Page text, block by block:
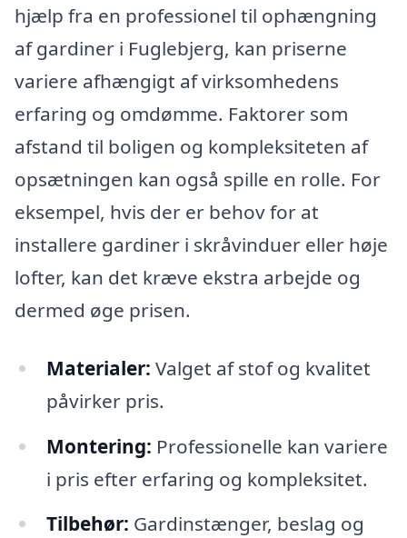
hjælp fra en professionel til ophængning
af gardiner i Fuglebjerg, kan priserne
variere afhængigt af virksomhedens
erfaring og omdømme. Faktorer som
afstand til boligen og kompleksiteten af
opsætningen kan også spille en rolle. For
eksempel, hvis der er behov for at
installere gardiner i skråvinduer eller høje
lofter, kan det kræve ekstra arbejde og
dermed øge prisen.
Materialer: Valget af stof og kvalitet
påvirker pris.
Montering: Professionelle kan variere
i pris efter erfaring og kompleksitet.
Tilbehør: Gardinstænger, beslag og